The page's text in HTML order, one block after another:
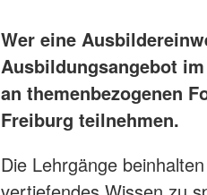
Wer eine
Ausbildungsangebot
an themenbezogenen
Freiburg teilnehmen.
Die Lehrgänge